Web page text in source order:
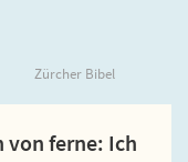
Zürcher Bibel
von ferne: Ich